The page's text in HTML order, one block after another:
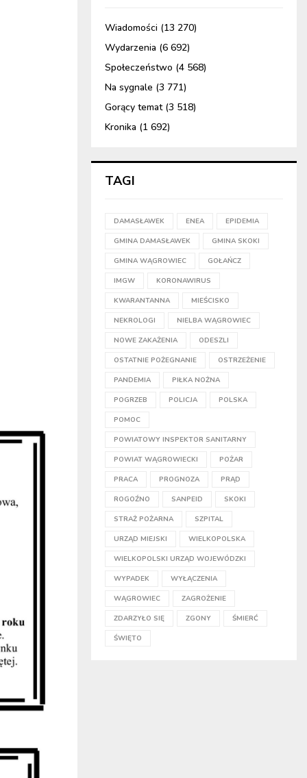
Wiadomości (13 270)
Wydarzenia (6 692)
Społeczeństwo (4 568)
Na sygnale (3 771)
Gorący temat(3 518)
Kronika (1 692)
TAGI
DAMASŁAWEK ENEA EPIDEMIA
GMINA DAMASŁAWEK GMINA SKOKI
GMINA WĄGROWIEC GOŁAŃCZ
IMGW KORONAWIRUS
KWARANTANNA MIEŚCISKO
NEKROLOGI NIELBA WĄGROWIEC
NOWE ZAKAŻENIA ODESZLI
OSTATNIE POŻEGNANIE OSTRZEŻENIE
PANDEMIA PIŁKA NOŻNA
POGRZEB POLICJA POLSKA
POMOC
POWIATOWY INSPEKTOR SANITARNY
POWIAT WĄGROWIECKI POŻAR
PRACA PROGNOZA PRĄD
ROGOŹNO SANPEID SKOKI
STRAŻ POŻARNA SZPITAL
URZĄD MIEJSKI WIELKOPOLSKA
WIELKOPOLSKI URZĄD WOJEWÓDZKI
WYPADEK WYŁĄCZENIA
WĄGROWIEC ZAGROŻENIE
ZDARZYŁO SIĘ ZGONY ŚMIERĆ
ŚWIĘTO